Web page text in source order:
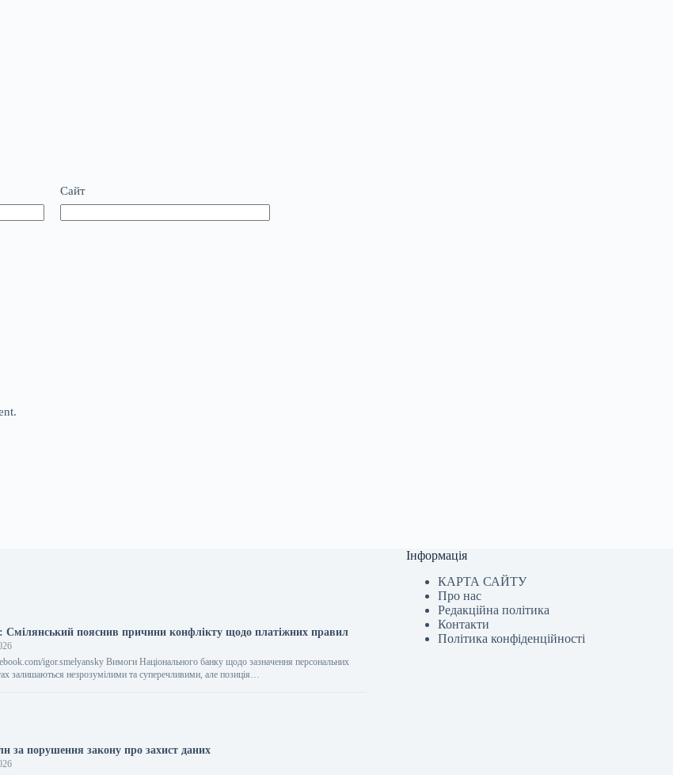
Сайт
пояснив причини конфлікту щодо платіжних правил
igor.smelyansky Вимоги Національного банку щодо зазначення персональних
залишаються незрозумілими та суперечливими, але позиція…
за порушення закону про захист даних
Інформація
КАРТА САЙТУ
Про нас
Редакційна політика
Контакти
Політика конфіденційності